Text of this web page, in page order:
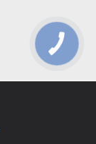
КНОПКА
ЗВ'ЯЗКУ